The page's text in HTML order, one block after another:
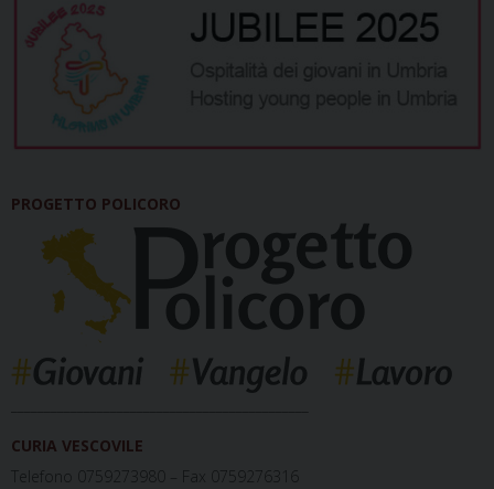
PROGETTO POLICORO
CURIA VESCOVILE
Telefono 0759273980 – Fax 0759276316